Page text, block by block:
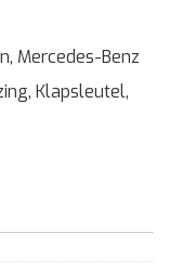
, Mercedes-Benz
, Klapsleutel,